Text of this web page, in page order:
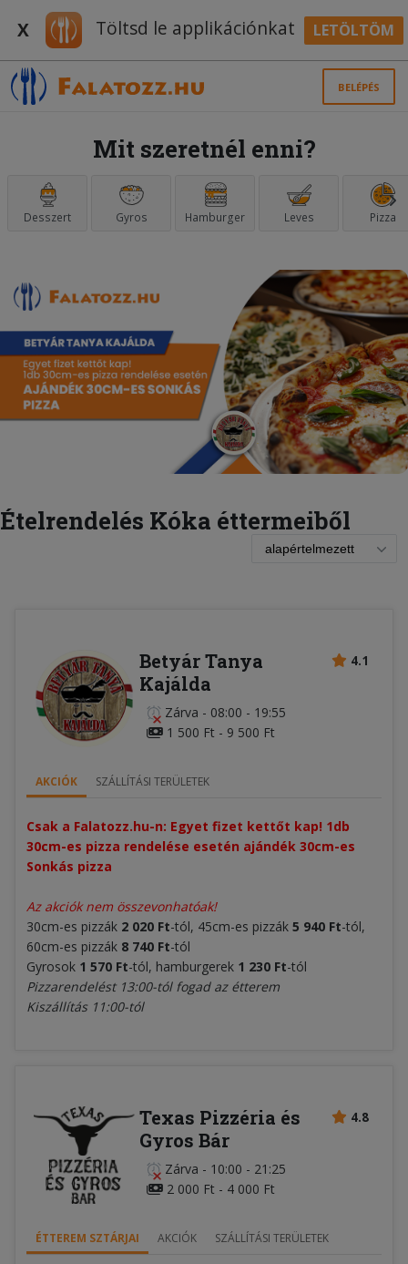
X Töltsd le applikációnkat LETÖLTÖM
BELÉPÉS
Mit szeretnél enni?
Desszert Gyros Hamburger Leves Pizza
Ételrendelés Kóka éttermeiből
4.1
Betyár Tanya
Kajálda
Zárva - 08:00 - 19:55
1 500 Ft - 9 500 Ft
AKCIÓK SZÁLLÍTÁSI TERÜLETEK
Csak a Falatozz.hu-n: Egyet fizet kettőt kap! 1db
30cm-es pizza rendelése esetén ajándék 30cm-es
Sonkás pizza
Az akciók nem összevonhatóak!
30cm-es pizzák 2 020 Ft-tól, 45cm-es pizzák 5 940 Ft-tól,
60cm-es pizzák 8 740 Ft-tól
Gyrosok 1 570 Ft-tól, hamburgerek 1 230 Ft-tól
Pizzarendelést 13:00-tól fogad az étterem
Kiszállítás 11:00-tól
4.8
Texas Pizzéria és
Gyros Bár
Zárva - 10:00 - 21:25
2 000 Ft - 4 000 Ft
ÉTTEREM SZTÁRJAI AKCIÓK SZÁLLÍTÁSI TERÜLETEK